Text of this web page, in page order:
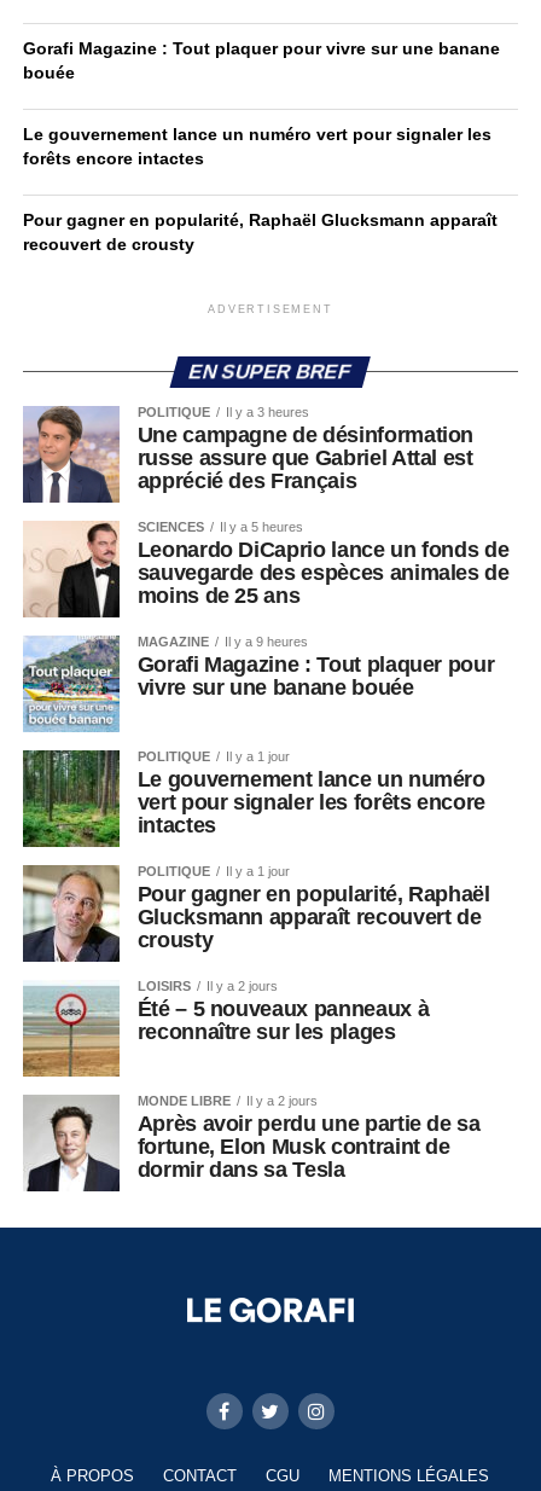
Gorafi Magazine : Tout plaquer pour vivre sur une banane
bouée
Le gouvernement lance un numéro vert pour signaler les
forêts encore intactes
Pour gagner en popularité, Raphaël Glucksmann apparaît
recouvert de crousty
ADVERTISEMENT
EN SUPER BREF
POLITIQUE Il y a 3 heures
Une campagne de désinformation
russe assure que Gabriel Attal est
apprécié des Français
SCIENCES Il y a 5 heures
Leonardo DiCaprio lance un fonds de
sauvegarde des espèces animales de
moins de 25 ans
MAGAZINE Il y a 9 heures
Gorafi Magazine : Tout plaquer pour
vivre sur une banane bouée
POLITIQUE Il y a 1 jour
Le gouvernement lance un numéro
vert pour signaler les forêts encore
intactes
POLITIQUE Il y a 1 jour
Pour gagner en popularité, Raphaël
Glucksmann apparaît recouvert de
crousty
LOISIRS Il y a 2 jours
Été – 5 nouveaux panneaux à
reconnaître sur les plages
MONDE LIBRE Il y a 2 jours
Après avoir perdu une partie de sa
fortune, Elon Musk contraint de
dormir dans sa Tesla
À PROPOS CONTACT CGU MENTIONS LÉGALES